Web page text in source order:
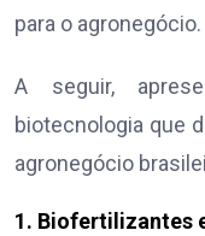
para o agronegócio.
A seguir,
biotecnologia que
agronegócio
1. Biofertilizantes